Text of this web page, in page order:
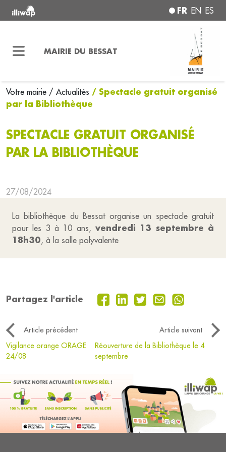
FR EN ES
MAIRIE DU BESSAT
Votre mairie / Actualités / Spectacle gratuit organisé
par la Bibliothèque
SPECTACLE GRATUIT ORGANISÉ
PAR LA BIBLIOTHÈQUE
27/08/2024
La bibliothèque du Bessat organise un spectacle gratuit
pour les 3 à 10 ans, vendredi 13 septembre à
18h30, à la salle polyvalente
Partagez l'article
Article précédent
Article suivant
Vigilance orange ORAGE
24/08
Réouverture de la Bibliothèque le 4
septembre